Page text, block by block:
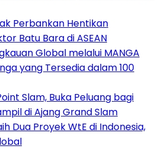
Perbankan Hentikan
Batu Bara di ASEAN
Global melalui MANGA
yang Tersedia dalam 100
Slam, Buka Peluang bagi
di Ajang Grand Slam
Dua Proyek WtE di Indonesia,